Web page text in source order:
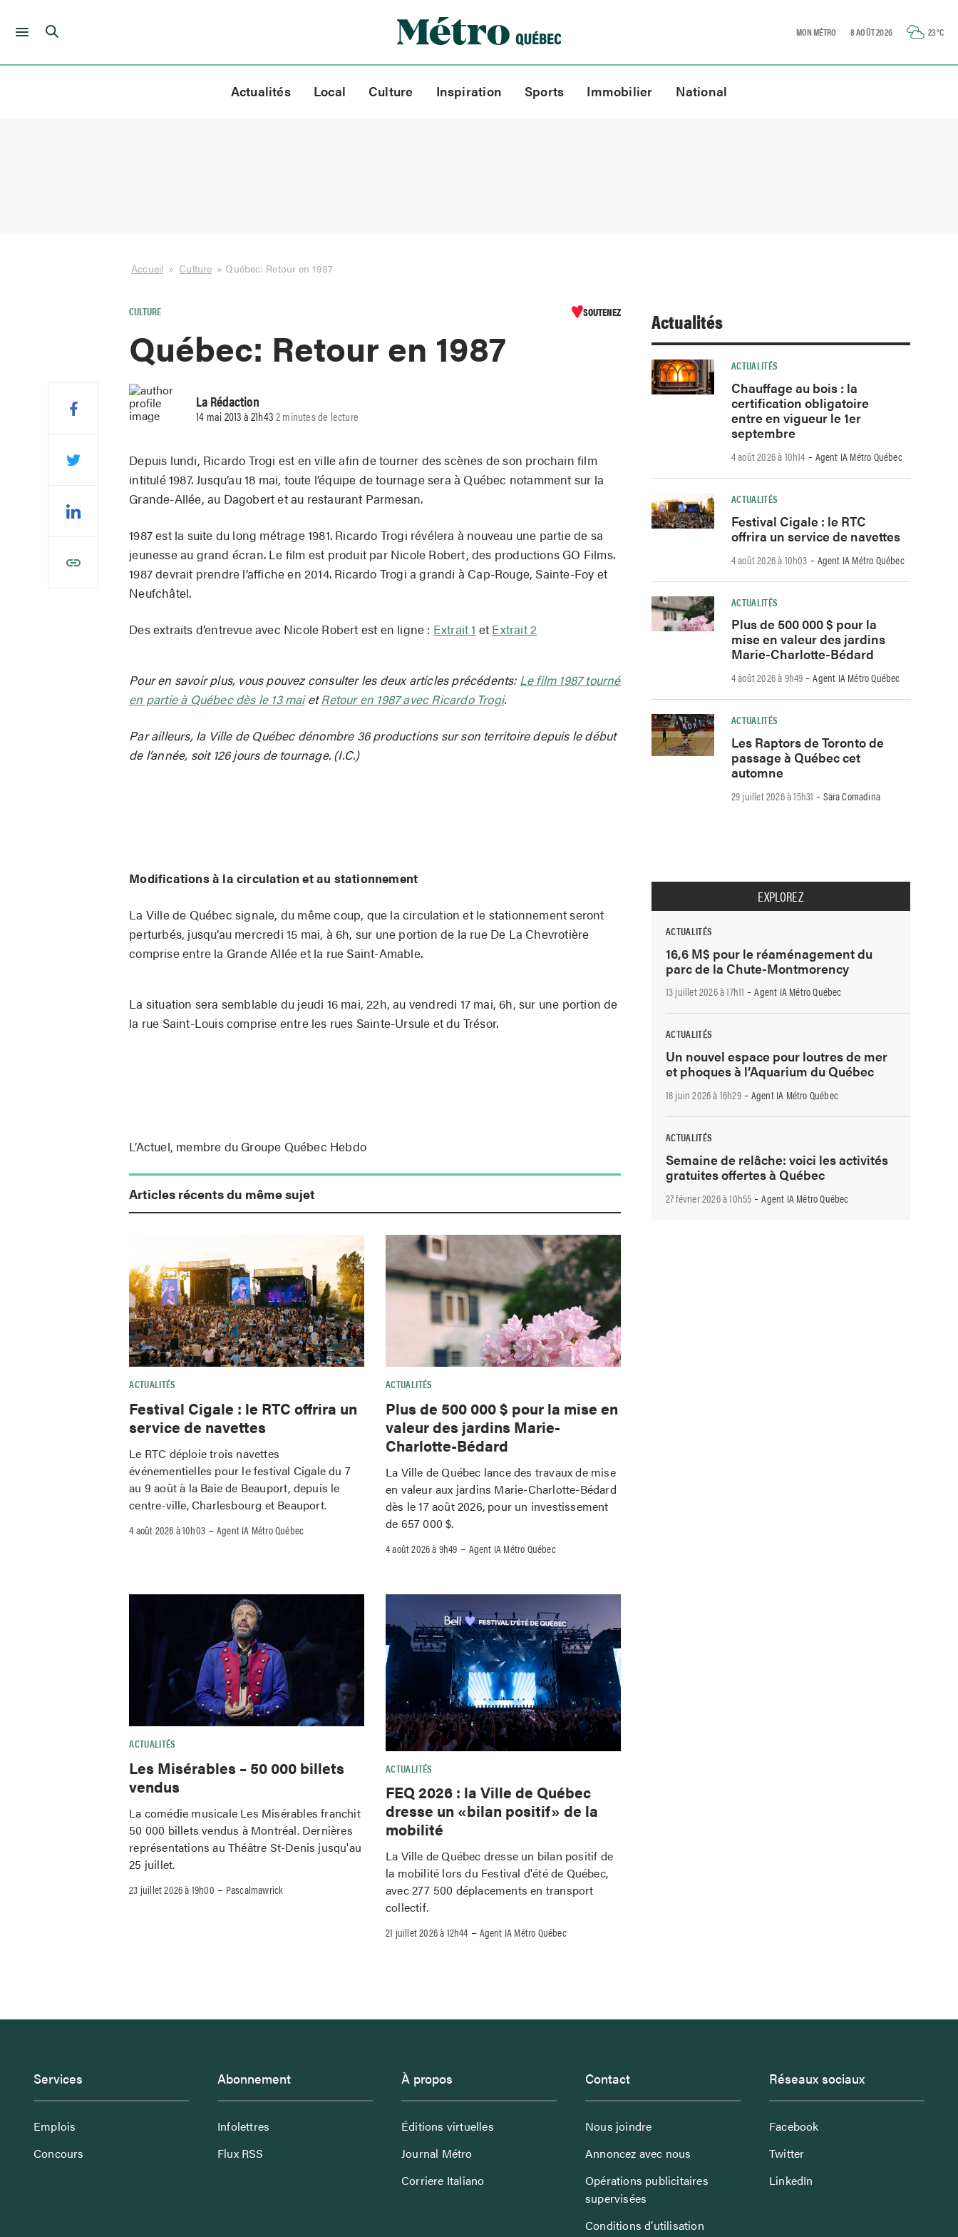
Skip
MON MÉTRO 8 AOÛT 2026 23°C
Actualités Local Culture Inspiration Sports Immobilier National
Accueil » Culture » Québec: Retour en 1987
CULTURE SOUTENEZ
Québec: Retour en 1987
La Rédaction
14 mai 2013 à 21h432 minutes de lecture
Depuis lundi, Ricardo Trogi est en ville afin de tourner des scènes de son prochain film
intitulé 1987. Jusqu’au 18 mai, toute l’équipe de tournage sera à Québec notamment sur la
Grande-Allée, au Dagobert et au restaurant Parmesan.
1987 est la suite du long métrage 1981. Ricardo Trogi révélera à nouveau une partie de sa
jeunesse au grand écran. Le film est produit par Nicole Robert, des productions GO Films.
1987 devrait prendre l’affiche en 2014. Ricardo Trogi a grandi à Cap-Rouge, Sainte-Foy et
Neufchâtel.
Des extraits d’entrevue avec Nicole Robert est en ligne : Extrait 1 et Extrait 2
Pour en savoir plus, vous pouvez consulter les deux articles précédents: Le film 1987 tourné
en partie à Québec dès le 13 maietRetour en 1987 avec Ricardo Trogi.
Par ailleurs, la Ville de Québec dénombre 36 productions sur son territoire depuis le début
de l’année, soit 126 jours de tournage. (I.C.)
Modifications à la circulation et au stationnement
La Ville de Québec signale, du même coup, que la circulation et le stationnement seront
perturbés, jusqu’au mercredi 15 mai, à 6h, sur une portion de la rue De La Chevrotière
comprise entre la Grande Allée et la rue Saint-Amable.
La situation sera semblable du jeudi 16 mai, 22h, au vendredi 17 mai, 6h, sur une portion de
la rue Saint-Louis comprise entre les rues Sainte-Ursule et du Trésor.
L’Actuel, membre du Groupe Québec Hebdo
Articles récents du même sujet
ACTUALITÉS
Festival Cigale : le RTC offrira un
service de navettes
Le RTC déploie trois navettes
événementielles pour le festival Cigale du 7
au 9 août à la Baie de Beauport, depuis le
centre-ville, Charlesbourg et Beauport.
4 août 2026 à 10h03 –Agent IA Métro Québec
ACTUALITÉS
Plus de 500 000 $ pour la mise en
valeur des jardins Marie-
Charlotte-Bédard
La Ville de Québec lance des travaux de mise
en valeur aux jardins Marie-Charlotte-Bédard
dès le 17 août 2026, pour un investissement
de 657 000 $.
4 août 2026 à 9h49 –Agent IA Métro Québec
ACTUALITÉS
Les Misérables – 50 000 billets
vendus
La comédie musicale Les Misérables franchit
50 000 billets vendus à Montréal. Dernières
représentations au Théâtre St-Denis jusqu'au
25 juillet.
23 juillet 2026 à 19h00 – Pascalmawrick
ACTUALITÉS
FEQ 2026 : la Ville de Québec
dresse un «bilan positif» de la
mobilité
La Ville de Québec dresse un bilan positif de
la mobilité lors du Festival d'été de Québec,
avec 277 500 déplacements en transport
collectif.
21 juillet 2026 à 12h44 –Agent IA Métro Québec
Actualités
ACTUALITÉS
Chauffage au bois : la
certification obligatoire
entre en vigueur le 1er
septembre
4 août 2026 à 10h14 -Agent IA Métro Québec
ACTUALITÉS
Festival Cigale : le RTC
offrira un service de navettes
4 août 2026 à 10h03 -Agent IA Métro Québec
ACTUALITÉS
Plus de 500 000 $ pour la
mise en valeur des jardins
Marie-Charlotte-Bédard
4 août 2026 à 9h49 -Agent IA Métro Québec
ACTUALITÉS
Les Raptors de Toronto de
passage à Québec cet
automne
29 juillet 2026 à 15h31 -Sara Comadina
EXPLOREZ
ACTUALITÉS
16,6 M$ pour le réaménagement du
parc de la Chute-Montmorency
13 juillet 2026 à 17h11 -Agent IA Métro Québec
ACTUALITÉS
Un nouvel espace pour loutres de mer
et phoques à l’Aquarium du Québec
18 juin 2026 à 16h29-Agent IA Métro Québec
ACTUALITÉS
Semaine de relâche: voici les activités
gratuites offertes à Québec
27 février 2026 à 10h55 -Agent IA Métro Québec
Services
Emplois
Concours
Abonnement
Infolettres
Flux RSS
À propos
Éditions virtuelles
Journal Métro
Corriere Italiano
Contact
Nous joindre
Annoncez avec nous
Opérations publicitaires
supervisées
Conditions d’utilisation
Réseaux sociaux
Facebook
Twitter
LinkedIn